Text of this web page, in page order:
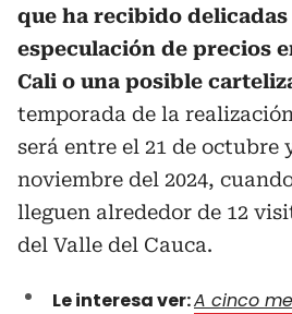
que ha recibido
especulación de precios
Cali o una posible
temporada de la
será entre el 21 de octubre
noviembre del 2024,
lleguen alrededor de 12
del Valle del Cauca.
Le interesa ver:A cinco